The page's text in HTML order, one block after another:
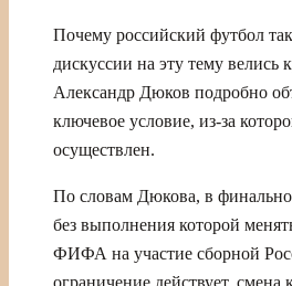
Почему российский футбол
дискуссии на эту тему велись
Александр Дюков подробно
ключевое условие, из‑за
осуществлен.
По словам Дюкова, в
без выполнения которой
ФИФА на участие сборной